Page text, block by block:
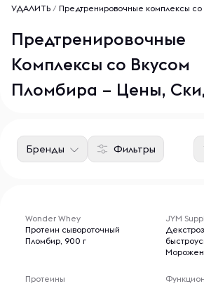
УДАЛИТЬ / Предтренировочные комплексы со
Предтренировочные
Комплексы со Вкусом
Пломбира – Цены,
Фильтры
Бренды
Wonder Whey
Протеин сывороточный
Пломбир, 900 г
Протеины
JYM